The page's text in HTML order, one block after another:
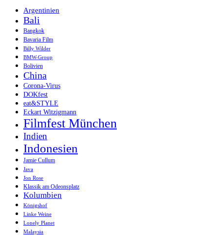
Argentinien
Bali
Bangkok
Bavaria Film
Billy Wilder
BMW-Group
Bolivien
China
Corona-Virus
DOKfest
eat&STYLE
Eckart Witzigmann
Filmfest München
Indien
Indonesien
Jamie Cullum
Java
Jon Rose
Klassik am Odeonsplatz
Kolumbien
Königshof
Linke Weine
Lonely Planet
Malaysia